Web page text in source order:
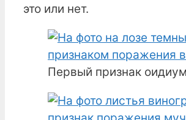
это или нет.
Первый признак